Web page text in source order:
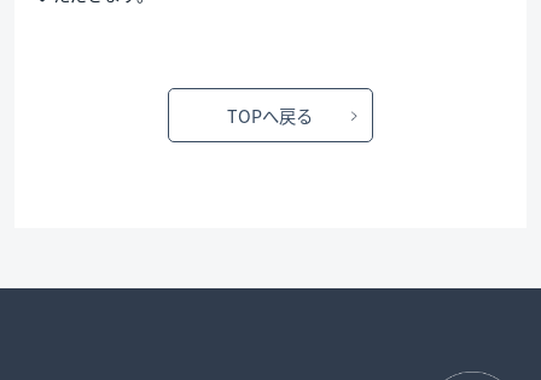
TOPへ戻る